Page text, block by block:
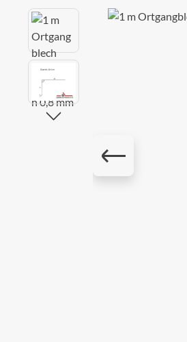
Bildergalerie überspringen